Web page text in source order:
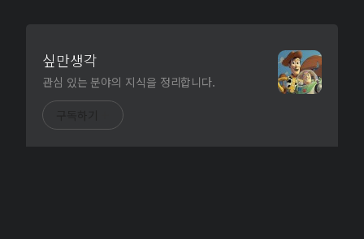
싶만생각
관심 있는 분야의 지식을 정리합니다.